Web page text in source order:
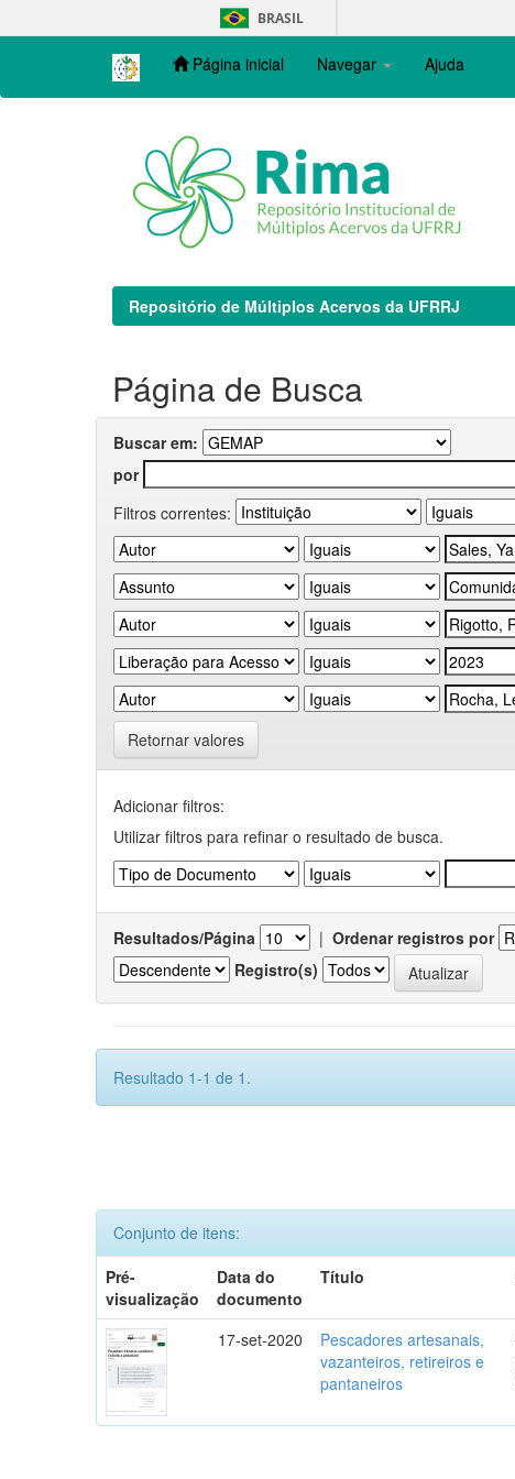
navigation
BRASIL
Página inicial Navegar Ajuda
Repositório de Múltiplos Acervos da UFRRJ
Página de Busca
Buscar em:
por
Filtros correntes:
Retornar valores
Adicionar filtros:
Utilizar filtros para refinar o resultado de busca.
Resultados/Página | Ordenar registros por
Registro(s)
Resultado 1-1 de 1.
Conjunto de itens:
Pré-
visualização
Data do
documento
Título
17-set-2020
Pescadores artesanais,
vazanteiros, retireiros e
pantaneiros